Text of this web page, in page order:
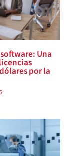
Una
por la